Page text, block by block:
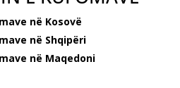
në Kosovë
në Shqipëri
në Maqedoni